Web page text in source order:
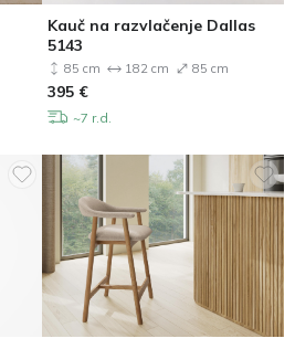
Kauč na razvlačenje Dallas
5143
85 cm 182 cm 85 cm
395 €
~7 r.d.